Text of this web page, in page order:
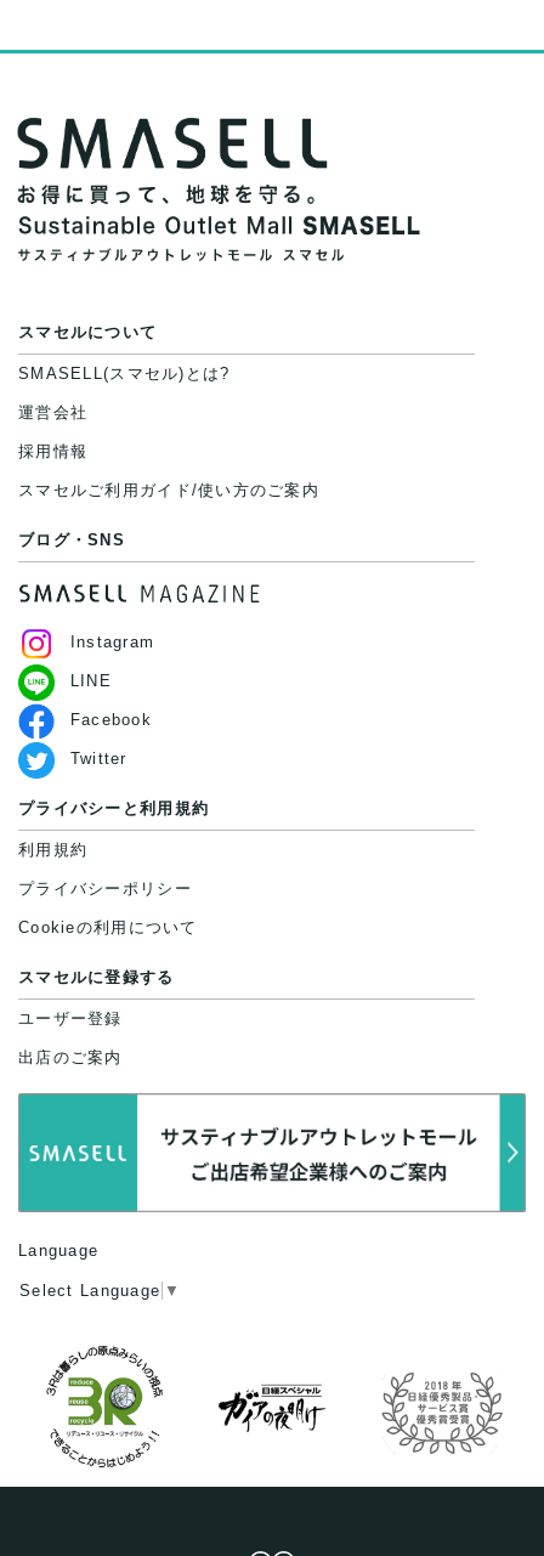
スマセルについて
SMASELL(スマセル)とは?
運営会社
採用情報
スマセルご利用ガイド/使い方のご案内
ブログ・SNS
Instagram
LINE
Facebook
Twitter
プライバシーと利用規約
利用規約
プライバシーポリシー
Cookieの利用について
スマセルに登録する
ユーザー登録
出店のご案内
Language
Select Language ▼